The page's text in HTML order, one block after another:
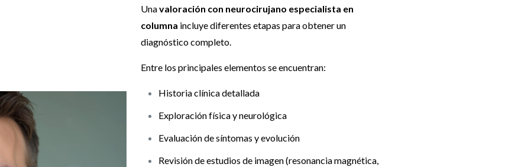
Unavaloración con neurocirujano especialista en
columna incluye diferentes etapas para obtener un
diagnóstico completo.
Entre los principales elementos se encuentran:
Historia clínica detallada
Exploración física y neurológica
Evaluación de síntomas y evolución
Revisión de estudios de imagen (resonancia magnética,